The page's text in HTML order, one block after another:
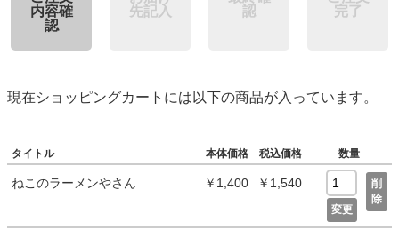
内容確
認
先記入
認
完了
現在ショッピングカートには以下の商品が入っています。
タイトル 本体価格 税込価格 数量
ねこのラーメンやさん ￥1,400 ￥1,540
変更
削
除